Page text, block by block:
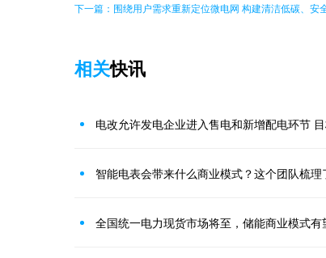
下一篇：围绕用户需求重新定位微电网 构建清洁低碳、安
相关快讯
电改允许发电企业进入售电和新增配电环节
智能电表会带来什么商业模式？这个团队梳
全国统一电力现货市场将至，储能商业模式有